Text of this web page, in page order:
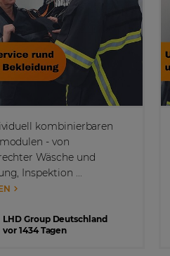
kombinierbaren
- von
Wäsche und
Inspektion ...
LHD Group Deutschland
vor 1434 Tagen